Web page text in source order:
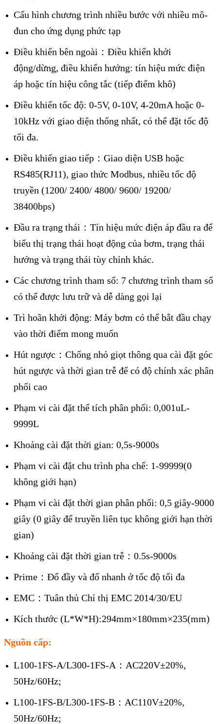
Cấu hình chương trình nhiều bước với nhiều mô-
đun cho ứng dụng phức tạp
Điều khiển bên ngoài：Điều khiển khởi
động/dừng, điều khiển hướng: tín hiệu mức điện
áp hoặc tín hiệu công tắc (tiếp điểm khô)
Điều khiển tốc độ: 0-5V, 0-10V, 4-20mA hoặc 0-
10kHz với giao diện thống nhất, có thể đặt tốc độ
tối đa.
Điều khiển giao tiếp：Giao diện USB hoặc
RS485(RJ11), giao thức Modbus, nhiều tốc độ
truyền (1200/ 2400/ 4800/ 9600/ 19200/
38400bps)
Đầu ra trạng thái：Tín hiệu mức điện áp đầu ra để
biểu thị trạng thái hoạt động của bơm, trạng thái
hướng và trạng thái tùy chỉnh khác.
Các chương trình tham số: 7 chương trình tham số
có thể được lưu trữ và dễ dàng gọi lại
Trì hoãn khởi động: Máy bơm có thể bắt đầu chạy
vào thời điểm mong muốn
Hút ngược：Chống nhỏ giọt thông qua cài đặt góc
hút ngược và thời gian trễ để có độ chính xác phân
phối cao
Phạm vi cài đặt thể tích phân phối: 0,001uL-
9999L
Khoảng cài đặt thời gian: 0,5s-9000s
Phạm vi cài đặt chu trình pha chế: 1-99999(0
không giới hạn)
Phạm vi cài đặt thời gian phân phối: 0,5 giây-9000
giây (0 giây để truyền liên tục không giới hạn thời
gian)
Khoảng cài đặt thời gian trễ：0.5s-9000s
Prime：Đổ đầy và đổ nhanh ở tốc độ tối đa
EMC：Tuân thủ Chỉ thị EMC 2014/30/EU
Kích thước (L*W*H):294mm×180mm×235(mm)
Nguồn cấp:
L100-1FS-A/L300-1FS-A：AC220V±20%,
50Hz/60Hz;
L100-1FS-B/L300-1FS-B：AC110V±20%,
50Hz/60Hz;